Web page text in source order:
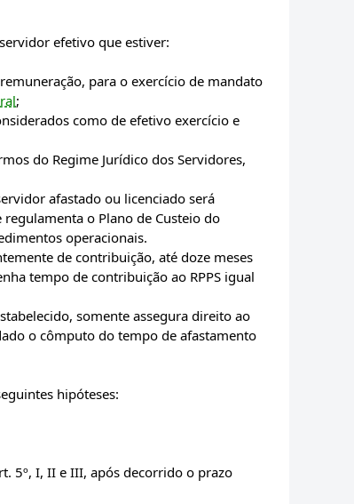
efetivo que estiver:
para o exercício de mandato
;
como de efetivo exercício e
do Regime Jurídico dos Servidores,
afastado ou licenciado será
o Plano de Custeio do
operacionais.
de contribuição, até doze meses
tempo de contribuição ao RPPS igual
somente assegura direito ao
o cômputo do tempo de afastamento
hipóteses:
5º, I, II e III, após decorrido o prazo